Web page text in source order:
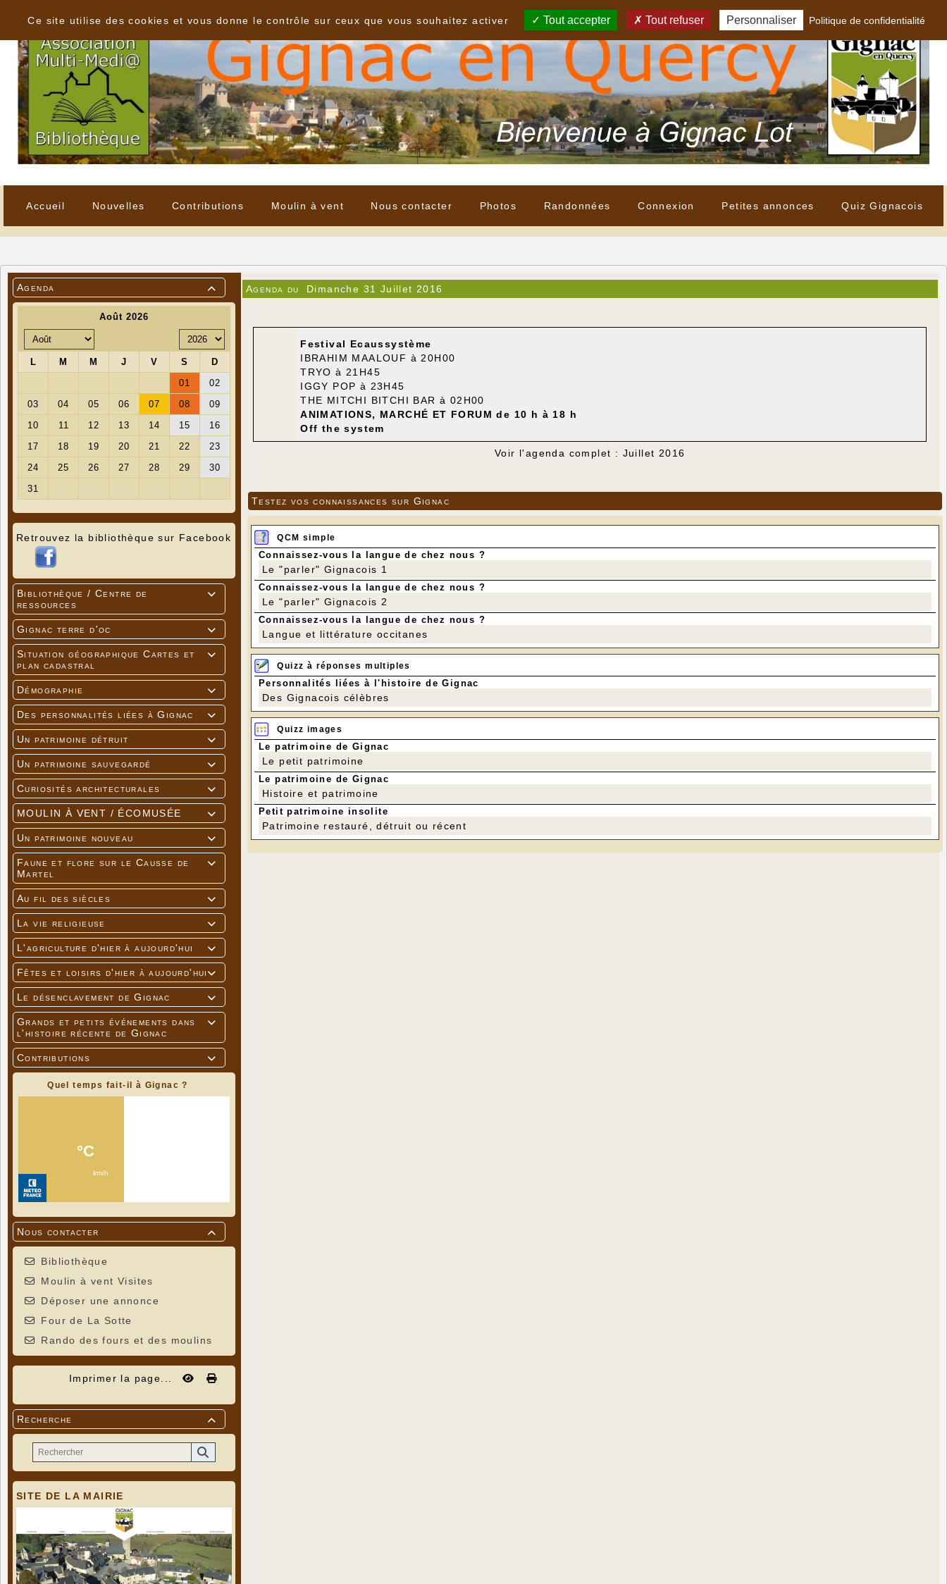
Accueil Nouvelles Contributions Moulin à vent Nous contacter Photos Randonnées Connexion Petites annonces Quiz Gignacois

Agenda
Retrouvez la bibliothèque sur Facebook

Bibliothèque / Centre de
ressources

Gignac terre d'oc

Situation géographique Cartes et
plan cadastral

Démographie

Des personnalités liées à Gignac

Un patrimoine détruit

Un patrimoine sauvegardé

Curiosités architecturales

MOULIN À VENT / ÉCOMUSÉE

Un patrimoine nouveau

Faune et flore sur le Causse de
Martel

Au fil des siècles

La vie religieuse

L'agriculture d'hier à aujourd'hui

Fêtes et loisirs d'hier à aujourd'hui

Le désenclavement de Gignac

Grands et petits événements dans
l'histoire récente de Gignac

Contributions
Quel temps fait-il à Gignac ?

Nous contacter
Bibliothèque
Moulin à vent Visites
Déposer une annonce
Four de La Sotte
Rando des fours et des moulins
Imprimer la page...

Recherche
SITE DE LA MAIRIE
Agenda du Dimanche 31 Juillet 2016
Festival Ecaussystème
IBRAHIM MAALOUF à 20H00
TRYO à 21H45
IGGY POP à 23H45
THE MITCHI BITCHI BAR à 02H00
ANIMATIONS, MARCHÉ ET FORUM de 10 h à 18 h
Off the system
Voir l'agenda complet : Juillet 2016
Testez vos connaissances sur Gignac
QCM simple
Connaissez-vous la langue de chez nous ?
Le "parler" Gignacois 1
Connaissez-vous la langue de chez nous ?
Le "parler" Gignacois 2
Connaissez-vous la langue de chez nous ?
Langue et littérature occitanes
Quizz à réponses multiples
Personnalités liées à l'histoire de Gignac
Des Gignacois célèbres
Quizz images
Le patrimoine de Gignac
Le petit patrimoine
Le patrimoine de Gignac
Histoire et patrimoine
Petit patrimoine insolite
Patrimoine restauré, détruit ou récent
Ce site utilise des cookies et vous donne le contrôle sur ceux que vous souhaitez activer
Tout accepter Tout refuser Personnaliser Politique de confidentialité